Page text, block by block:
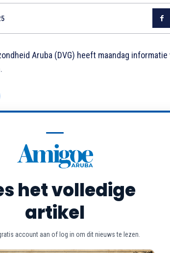
Aruba (DVG) heeft maandag
het volledige
artikel
account aan of log in om dit nieuws te lezen.